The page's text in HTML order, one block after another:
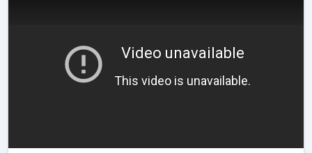
Video unavailable
This video is unavailable.